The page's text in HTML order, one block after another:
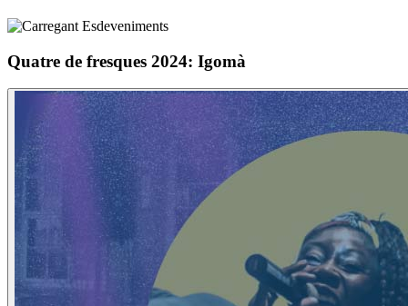
Quatre de fresques 2024: Igomà